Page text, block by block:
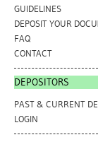
GUIDELINES
DEPOSIT YOUR
FAQ
CONTACT
DEPOSITORS
PAST & CURRENT
LOGIN